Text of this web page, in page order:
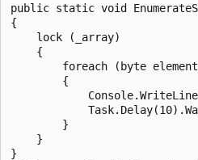
public static void
{
    lock (_array)
    {
foreach (byte
        {
        }
    }
}